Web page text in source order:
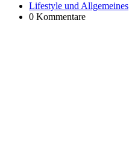
Lifestyle und Allgemeines
0 Kommentare